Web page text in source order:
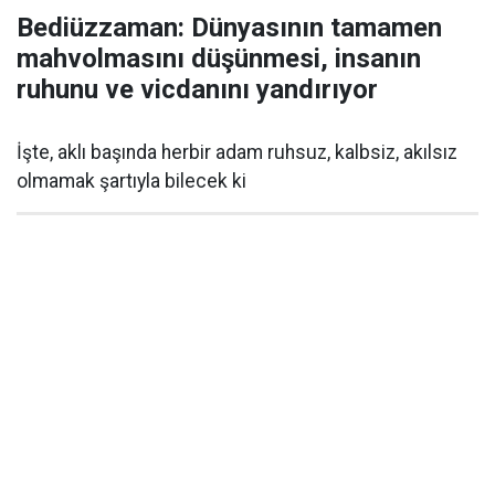
Bediüzzaman: Dünyasının tamamen
mahvolmasını düşünmesi, insanın
ruhunu ve vicdanını yandırıyor
İşte, aklı başında herbir adam ruhsuz, kalbsiz, akılsız
olmamak şartıyla bilecek ki